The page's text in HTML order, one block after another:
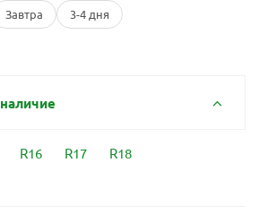
Завтра 3-4 дня
R16 R17 R18